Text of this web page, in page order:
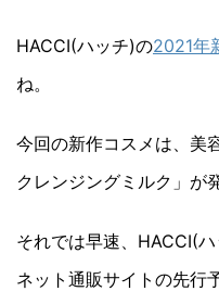
HACCI(ハッチ)の2021年
ね。
今回の新作コスメは、美
クレンジングミルク」が
それでは早速、HACCI(
ネット通販サイトの先行